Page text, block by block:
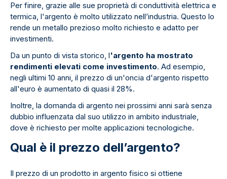
Per finire, grazie alle sue proprietà di conduttività elettrica e
termica, l'argento è molto utilizzato nell’industria. Questo lo
rende un metallo prezioso molto richiesto e adatto per
investimenti.
Da un punto di vista storico, l'argento ha mostrato
rendimenti elevati come investimento. Ad esempio,
negli ultimi 10 anni, il prezzo di un'oncia d'argento rispetto
all'euro è aumentato di quasi il 28%.
Inoltre, la domanda di argento nei prossimi anni sarà senza
dubbio influenzata dal suo utilizzo in ambito industriale,
dove è richiesto per molte applicazioni tecnologiche.
Qual è il prezzo dell’argento?
Il prezzo di un prodotto in argento fisico si ottiene